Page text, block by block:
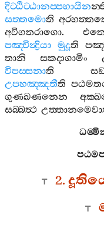
දිට‍්ඨිට‍්ඨානප‍්පහායින
සත‍්තමොති
අවිගතරාගො.
පඤ‍්චින්‍ද්‍රියා මුදූති
තානි
සකදාගාමිං
විපස‍්සනාති
උපහඤ‍්ඤතීති
ගුණඛණනෙන
සබ‍්බත්‍ථ
2.